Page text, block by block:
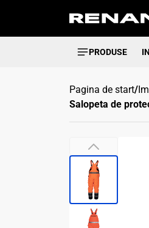
PRODUSE
Pagina de start/
Salopeta de